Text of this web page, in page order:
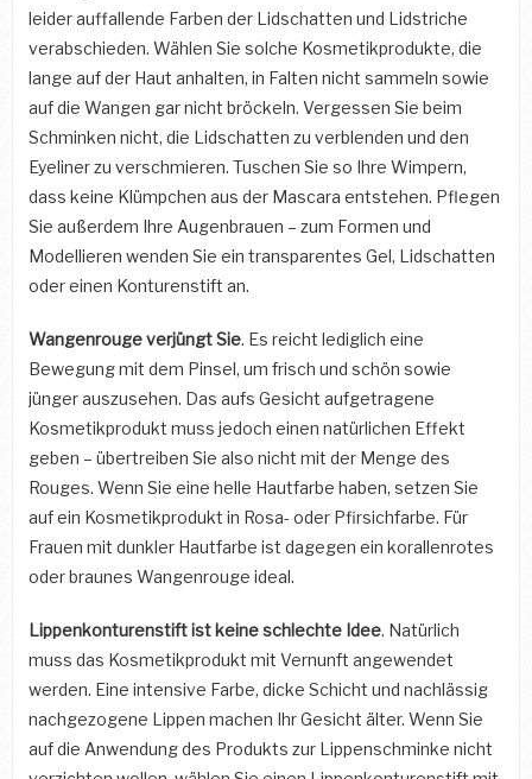
leider auffallende Farben der Lidschatten und Lidstriche
verabschieden. Wählen Sie solche Kosmetikprodukte, die
lange auf der Haut anhalten, in Falten nicht sammeln sowie
auf die Wangen gar nicht bröckeln. Vergessen Sie beim
Schminken nicht, die Lidschatten zu verblenden und den
Eyeliner zu verschmieren. Tuschen Sie so Ihre Wimpern,
dass keine Klümpchen aus der Mascara entstehen. Pflegen
Sie außerdem Ihre Augenbrauen – zum Formen und
Modellieren wenden Sie ein transparentes Gel, Lidschatten
oder einen Konturenstift an.
Wangenrouge verjüngt Sie. Es reicht lediglich eine
Bewegung mit dem Pinsel, um frisch und schön sowie
jünger auszusehen. Das aufs Gesicht aufgetragene
Kosmetikprodukt muss jedoch einen natürlichen Effekt
geben – übertreiben Sie also nicht mit der Menge des
Rouges. Wenn Sie eine helle Hautfarbe haben, setzen Sie
auf ein Kosmetikprodukt in Rosa- oder Pfirsichfarbe. Für
Frauen mit dunkler Hautfarbe ist dagegen ein korallenrotes
oder braunes Wangenrouge ideal.
Lippenkonturenstift ist keine schlechte Idee. Natürlich
muss das Kosmetikprodukt mit Vernunft angewendet
werden. Eine intensive Farbe, dicke Schicht und nachlässig
nachgezogene Lippen machen Ihr Gesicht älter. Wenn Sie
auf die Anwendung des Produkts zur Lippenschminke nicht